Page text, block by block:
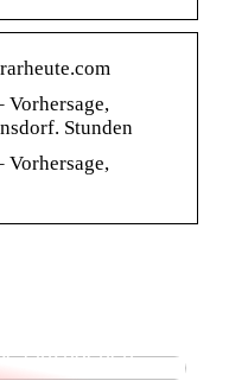
Stunden
einzugehen